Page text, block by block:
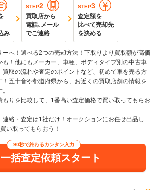
み
STEP2
買取店から
電話､メール
でご連絡
STEP3
査定額を
比べて売却先
を決める
ーへ！選べる2つの売却方法！下取りより買取額が高価
も！他にもメーカー、車種、ボディタイプ別の中古車
買取の流れや査定のポイントなど、初めて車を売る方
！五十音や都道府県から、お近くの買取店舗の情報を
もりを比較して、1番高い査定価格で買い取ってもらお
連絡・査定は1社だけ！オークションにお任せ出品し
い取ってもらおう！
90秒で終わるカンタン入力
一括査定依頼スタート